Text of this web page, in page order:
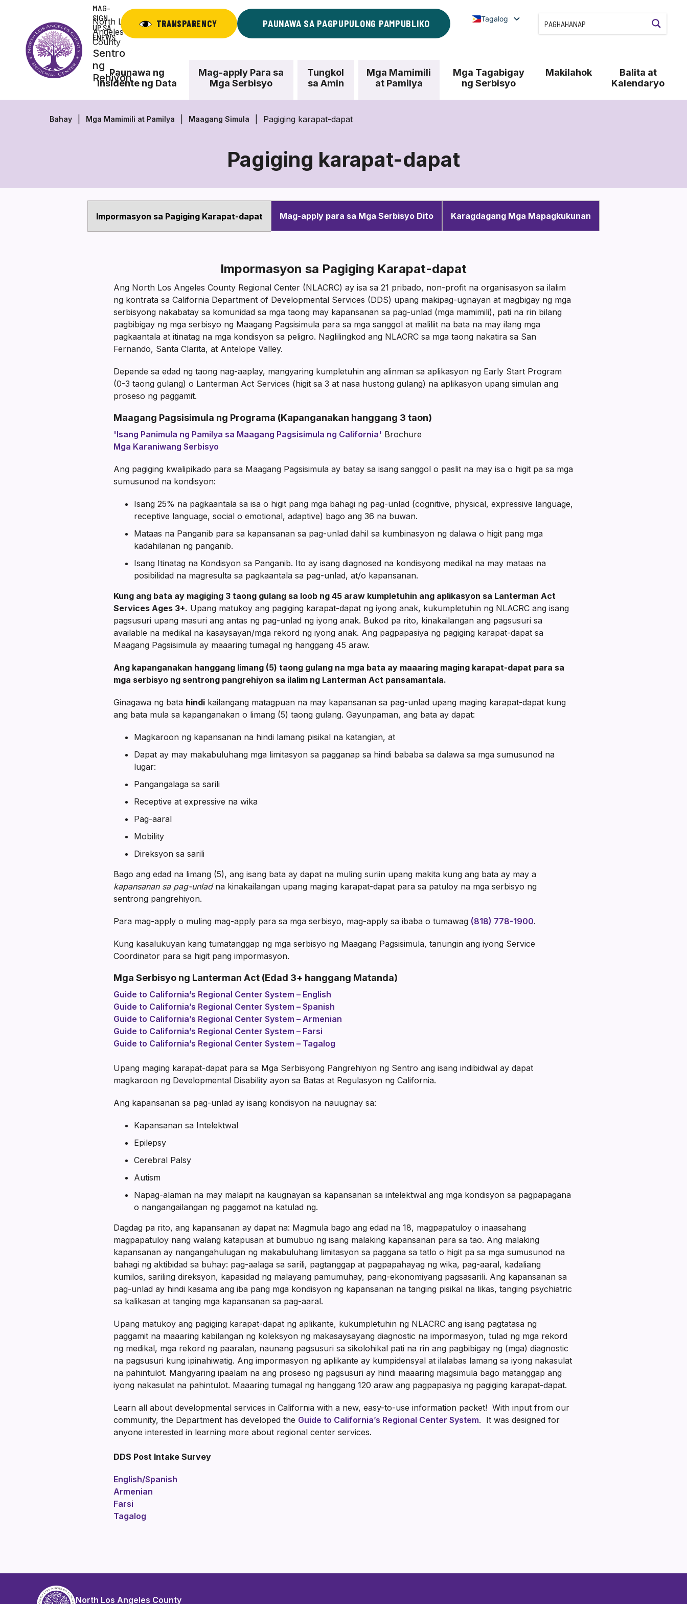
nilalaman
North Los
Angeles
County
Sentro
ng
Rehiyon
MAG-
SIGN
UP SA
ENEWS
TRANSPARENCY PAUNAWA SA PAGPUPULONG PAMPUBLIKO Tagalog
Paunawa ng
Insidente ng Data
Mag-apply Para sa
Mga Serbisyo
Tungkol
sa Amin
Mga Mamimili
at Pamilya
Mga Tagabigay
ng Serbisyo
Makilahok
Balita at
Kalendaryo
Bahay Mga Mamimili at Pamilya Maagang Simula Pagiging karapat-dapat
Pagiging karapat-dapat
Pagiging
karapat-
dapat
Impormasyon sa Pagiging Karapat-dapat Mag-apply para sa Mga Serbisyo Dito Karagdagang Mga Mapagkukunan
Impormasyon sa Pagiging Karapat-dapat
Ang North Los Angeles County Regional Center (NLACRC) ay isa sa 21 pribado, non-profit na organisasyon sa ilalim
ng kontrata sa California Department of Developmental Services (DDS) upang makipag-ugnayan at magbigay ng mga
serbisyong nakabatay sa komunidad sa mga taong may kapansanan sa pag-unlad (mga mamimili), pati na rin bilang
pagbibigay ng mga serbisyo ng Maagang Pagsisimula para sa mga sanggol at maliliit na bata na may ilang mga
pagkaantala at itinatag na mga kondisyon sa peligro. Naglilingkod ang NLACRC sa mga taong nakatira sa San
Fernando, Santa Clarita, at Antelope Valley.
Depende sa edad ng taong nag-aaplay, mangyaring kumpletuhin ang alinman sa aplikasyon ng Early Start Program
(0-3 taong gulang) o Lanterman Act Services (higit sa 3 at nasa hustong gulang) na aplikasyon upang simulan ang
proseso ng paggamit.
Maagang Pagsisimula ng Programa (Kapanganakan hanggang 3 taon)
'Isang Panimula ng Pamilya sa Maagang Pagsisimula ng California' Brochure
Mga Karaniwang Serbisyo
Ang pagiging kwalipikado para sa Maagang Pagsisimula ay batay sa isang sanggol o paslit na may isa o higit pa sa mga
sumusunod na kondisyon:
Isang 25% na pagkaantala sa isa o higit pang mga bahagi ng pag-unlad (cognitive, physical, expressive language,
receptive language, social o emotional, adaptive) bago ang 36 na buwan.
Mataas na Panganib para sa kapansanan sa pag-unlad dahil sa kumbinasyon ng dalawa o higit pang mga
kadahilanan ng panganib.
Isang Itinatag na Kondisyon sa Panganib. Ito ay isang diagnosed na kondisyong medikal na may mataas na
posibilidad na magresulta sa pagkaantala sa pag-unlad, at/o kapansanan.
Kung ang bata ay magiging 3 taong gulang sa loob ng 45 araw kumpletuhin ang aplikasyon sa Lanterman Act
Services Ages 3+. Upang matukoy ang pagiging karapat-dapat ng iyong anak, kukumpletuhin ng NLACRC ang isang
pagsusuri upang masuri ang antas ng pag-unlad ng iyong anak. Bukod pa rito, kinakailangan ang pagsusuri sa
available na medikal na kasaysayan/mga rekord ng iyong anak. Ang pagpapasiya ng pagiging karapat-dapat sa
Maagang Pagsisimula ay maaaring tumagal ng hanggang 45 araw.
Ang kapanganakan hanggang limang (5) taong gulang na mga bata ay maaaring maging karapat-dapat para sa
mga serbisyo ng sentrong pangrehiyon sa ilalim ng Lanterman Act pansamantala.
Ginagawa ng bata hindi kailangang matagpuan na may kapansanan sa pag-unlad upang maging karapat-dapat kung
ang bata mula sa kapanganakan o limang (5) taong gulang. Gayunpaman, ang bata ay dapat:
Magkaroon ng kapansanan na hindi lamang pisikal na katangian, at
Dapat ay may makabuluhang mga limitasyon sa pagganap sa hindi bababa sa dalawa sa mga sumusunod na
lugar:
Pangangalaga sa sarili
Receptive at expressive na wika
Pag-aaral
Mobility
Direksyon sa sarili
Bago ang edad na limang (5), ang isang bata ay dapat na muling suriin upang makita kung ang bata ay may a
kapansanan sa pag-unladna kinakailangan upang maging karapat-dapat para sa patuloy na mga serbisyo ng
sentrong pangrehiyon.
Para mag-apply o muling mag-apply para sa mga serbisyo, mag-apply sa ibaba o tumawag (818) 778-1900.
Kung kasalukuyan kang tumatanggap ng mga serbisyo ng Maagang Pagsisimula, tanungin ang iyong Service
Coordinator para sa higit pang impormasyon.
Mga Serbisyo ng Lanterman Act (Edad 3+ hanggang Matanda)
Guide to California’s Regional Center System – English
Guide to California’s Regional Center System – Spanish
Guide to California’s Regional Center System – Armenian
Guide to California’s Regional Center System – Farsi
Guide to California’s Regional Center System – Tagalog
Upang maging karapat-dapat para sa Mga Serbisyong Pangrehiyon ng Sentro ang isang indibidwal ay dapat
magkaroon ng Developmental Disability ayon sa Batas at Regulasyon ng California.
Ang kapansanan sa pag-unlad ay isang kondisyon na nauugnay sa:
Kapansanan sa Intelektwal
Epilepsy
Cerebral Palsy
Autism
Napag-alaman na may malapit na kaugnayan sa kapansanan sa intelektwal ang mga kondisyon sa pagpapagana
o nangangailangan ng paggamot na katulad ng.
Dagdag pa rito, ang kapansanan ay dapat na: Magmula bago ang edad na 18, magpapatuloy o inaasahang
magpapatuloy nang walang katapusan at bumubuo ng isang malaking kapansanan para sa tao. Ang malaking
kapansanan ay nangangahulugan ng makabuluhang limitasyon sa paggana sa tatlo o higit pa sa mga sumusunod na
bahagi ng aktibidad sa buhay: pag-aalaga sa sarili, pagtanggap at pagpapahayag ng wika, pag-aaral, kadaliang
kumilos, sariling direksyon, kapasidad ng malayang pamumuhay, pang-ekonomiyang pagsasarili. Ang kapansanan sa
pag-unlad ay hindi kasama ang iba pang mga kondisyon ng kapansanan na tanging pisikal na likas, tanging psychiatric
sa kalikasan at tanging mga kapansanan sa pag-aaral.
Upang matukoy ang pagiging karapat-dapat ng aplikante, kukumpletuhin ng NLACRC ang isang pagtatasa ng
paggamit na maaaring kabilangan ng koleksyon ng makasaysayang diagnostic na impormasyon, tulad ng mga rekord
ng medikal, mga rekord ng paaralan, naunang pagsusuri sa sikolohikal pati na rin ang pagbibigay ng (mga) diagnostic
na pagsusuri kung ipinahiwatig. Ang impormasyon ng aplikante ay kumpidensyal at ilalabas lamang sa iyong nakasulat
na pahintulot. Mangyaring ipaalam na ang proseso ng pagsusuri ay hindi maaaring magsimula bago matanggap ang
iyong nakasulat na pahintulot. Maaaring tumagal ng hanggang 120 araw ang pagpapasiya ng pagiging karapat-dapat.
Learn all about developmental services in California with a new, easy-to-use information packet! With input from our
community, the Department has developed the Guide to California’s Regional Center System. It was designed for
anyone interested in learning more about regional center services.
DDS Post Intake Survey
English/Spanish
Armenian
Farsi
Tagalog
North Los Angeles County